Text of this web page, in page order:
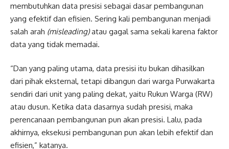
membutuhkan data presisi sebagai dasar pembangunan
yang efektif dan efisien. Sering kali pembangunan menjadi
salah arah (misleading)atau gagal sama sekali karena faktor
data yang tidak memadai.
“Dan yang paling utama, data presisi itu bukan dihasilkan
dari pihak eksternal, tetapi dibangun dari warga Purwakarta
sendiri dari unit yang paling dekat, yaitu Rukun Warga (RW)
atau dusun. Ketika data dasarnya sudah presisi, maka
perencanaan pembangunan pun akan presisi. Lalu, pada
akhirnya, eksekusi pembangunan pun akan lebih efektif dan
efisien,” katanya.